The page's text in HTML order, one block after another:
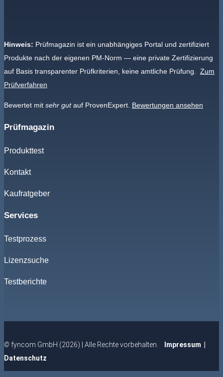
Hinweis: Prüfmagazin ist ein unabhängiges Portal und zertifiziert
Produkte nach der eigenen PM-Norm — eine private Zertifizierung
auf Basis transparenter Prüfkriterien, keine amtliche Prüfung. Zum
Prüfverfahren
Bewertet mit sehr gutauf ProvenExpert. Bewertungen ansehen
Prüfmagazin
Produkttest
Kontakt
Kaufratgeber
Services
Testprozess
Lizenzsuche
Testberichte
© fyncom GmbH (2026) | Alle Rechte vorbehalten. Impressum
Datenschutz